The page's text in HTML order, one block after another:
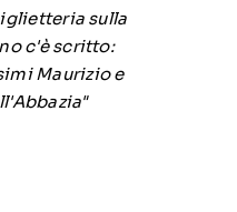
sulla
c'è scritto:
Maurizio e